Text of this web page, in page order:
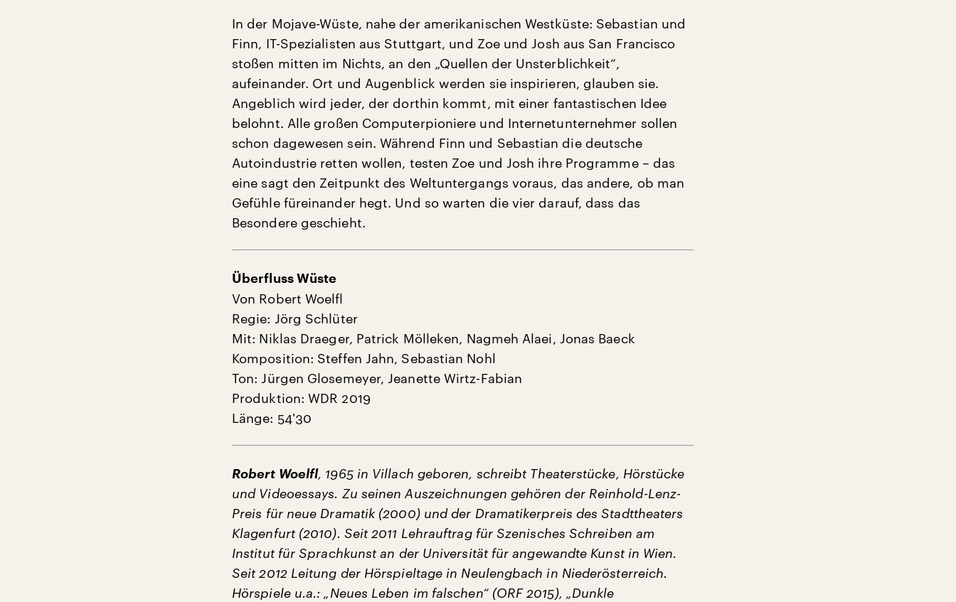
In der Mojave-Wüste, nahe der amerikanischen Westküste: Sebastian und
Finn, IT-Spezialisten aus Stuttgart, und Zoe und Josh aus San Francisco
stoßen mitten im Nichts, an den „Quellen der Unsterblichkeit“,
aufeinander. Ort und Augenblick werden sie inspirieren, glauben sie.
Angeblich wird jeder, der dorthin kommt, mit einer fantastischen Idee
belohnt. Alle großen Computerpioniere und Internetunternehmer sollen
schon dagewesen sein. Während Finn und Sebastian die deutsche
Autoindustrie retten wollen, testen Zoe und Josh ihre Programme – das
eine sagt den Zeitpunkt des Weltuntergangs voraus, das andere, ob man
Gefühle füreinander hegt. Und so warten die vier darauf, dass das
Besondere geschieht.
Überfluss Wüste
Von Robert Woelfl
Regie: Jörg Schlüter
Mit: Niklas Draeger, Patrick Mölleken, Nagmeh Alaei, Jonas Baeck
Komposition: Steffen Jahn, Sebastian Nohl
Ton: Jürgen Glosemeyer, Jeanette Wirtz-Fabian
Produktion: WDR 2019
Länge: 54'30
Robert Woelfl, 1965 in Villach geboren, schreibt Theaterstücke, Hörstücke
und Videoessays. Zu seinen Auszeichnungen gehören der Reinhold-Lenz-
Preis für neue Dramatik (2000) und der Dramatikerpreis des Stadttheaters
Klagenfurt (2010). Seit 2011 Lehrauftrag für Szenisches Schreiben am
Institut für Sprachkunst an der Universität für angewandte Kunst in Wien.
Seit 2012 Leitung der Hörspieltage in Neulengbach in Niederösterreich.
Hörspiele u.a.: „Neues Leben im falschen“ (ORF 2015), „Dunkle